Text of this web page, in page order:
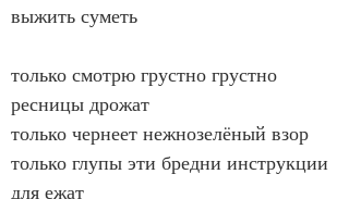
выжить суметь
только смотрю грустно грустно
ресницы дрожат
только чернеет нежнозелёный взор
только глупы эти бредни инструкции
для ежат